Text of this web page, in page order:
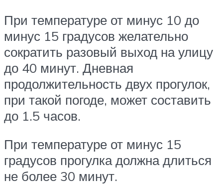
При температуре от минус 10 до
минус 15 градусов желательно
сократить разовый выход на улицу
до 40 минут. Дневная
продолжительность двух прогулок,
при такой погоде, может составить
до 1.5 часов.
При температуре от минус 15
градусов прогулка должна длиться
не более 30 минут.